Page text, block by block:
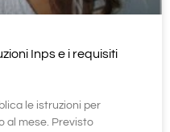
Inps e i requisiti
le istruzioni per
al mese. Previsto